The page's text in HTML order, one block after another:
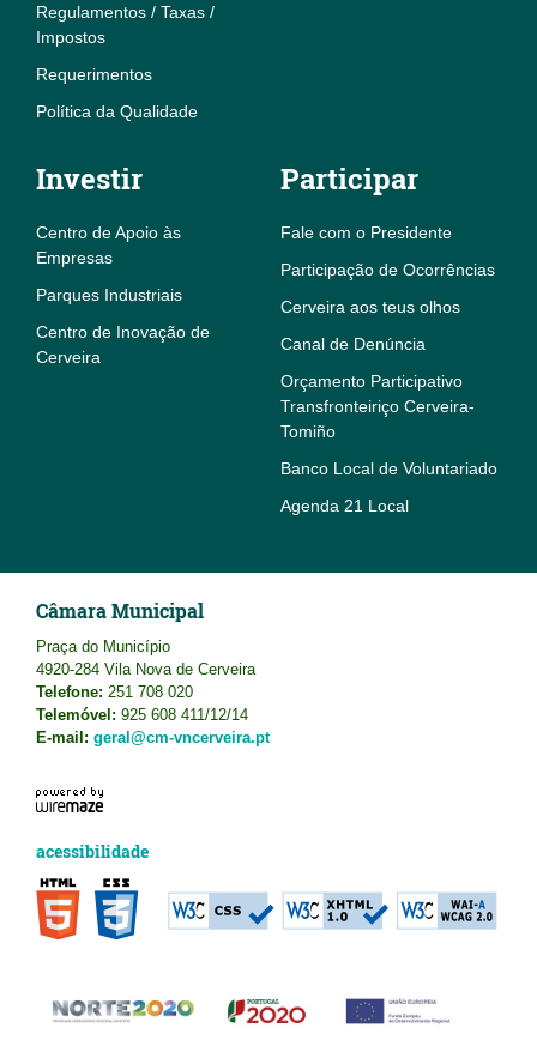
Regulamentos / Taxas /
Impostos
Requerimentos
Política da Qualidade
Investir
Centro de Apoio às
Empresas
Parques Industriais
Centro de Inovação de
Cerveira
Participar
Fale com o Presidente
Participação de Ocorrências
Cerveira aos teus olhos
Canal de Denúncia
Orçamento Participativo
Transfronteiriço Cerveira-
Tomiño
Banco Local de Voluntariado
Agenda 21 Local
Câmara Municipal
Praça do Município
4920-284 Vila Nova de Cerveira
Telefone: 251 708 020
Telemóvel: 925 608 411/12/14
E-mail: geral@cm-vncerveira.pt
acessibilidade